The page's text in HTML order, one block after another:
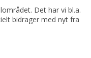
Det har vi bl.a.
bidrager med nyt fra